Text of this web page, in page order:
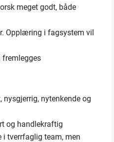
meget godt, både
Opplæring i fagsystem vil
nysgjerrig, nytenkende og
og handlekraftig
i tverrfaglig team, men